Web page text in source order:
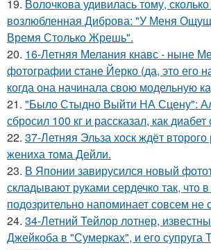
19. Волочкова удивилась тому,
возлюбленная Диброва: "У Меня
Время Столько Жрешь".
20. 16-Летняя Мелания кнавс - ныне
фотографии стане Йерко (да, это его
когда она начинала свою модельную
21. "Было Стыдно Выйти НА Сцену":
сбросил 100 кг и рассказал, как
22. 37-Летняя Эльза хоск ждёт второго
жениха тома Дейли.
23. В Японии завирусился новый
складывают руками сердечко так, что
подозрительно напоминает совсем не
24. 34-Летний Тейлор лотнер,
Джейкоба в "Сумерках", и его супруга